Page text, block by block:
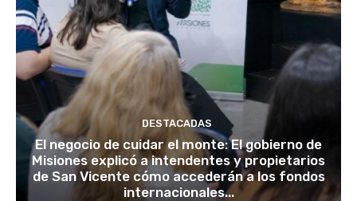
DESTACADAS
El negocio de cuidar el monte: El gobierno de
Misiones explicó a intendentes y propietarios
de San Vicente cómo accederán a los fondos
internacionales...